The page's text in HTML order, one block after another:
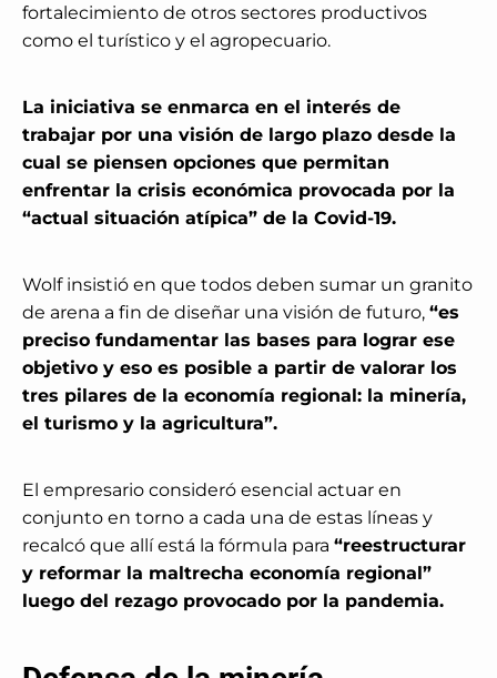
fortalecimiento de otros sectores productivos
como el turístico y el agropecuario.
La iniciativa se enmarca en el interés de
trabajar por una visión de largo plazo desde la
cual se piensen opciones que permitan
enfrentar la crisis económica provocada por la
“actual situación atípica” de la Covid-19.
Wolf insistió en que todos deben sumar un granito
de arena a fin de diseñar una visión de futuro, “es
preciso fundamentar las bases para lograr ese
objetivo y eso es posible a partir de valorar los
tres pilares de la economía regional: la minería,
el turismo y la agricultura”.
El empresario consideró esencial actuar en
conjunto en torno a cada una de estas líneas y
recalcó que allí está la fórmula para “reestructurar
y reformar la maltrecha economía regional”
luego del rezago provocado por la pandemia.